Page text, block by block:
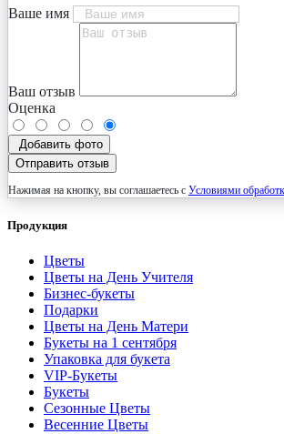
Ваше имя
Ваш отзыв
Оценка
Добавить фото
Отправить отзыв
Нажимая на кнопку, вы соглашаетесь с Условиями
Продукция
Цветы
Цветы на День Учителя
Бизнес-букеты
Подарки
Цветы на День Матери
Букеты на 1 сентября
Упаковка для букета
VIP-Букеты
Букеты
Сезонные Цветы
Весенние Цветы